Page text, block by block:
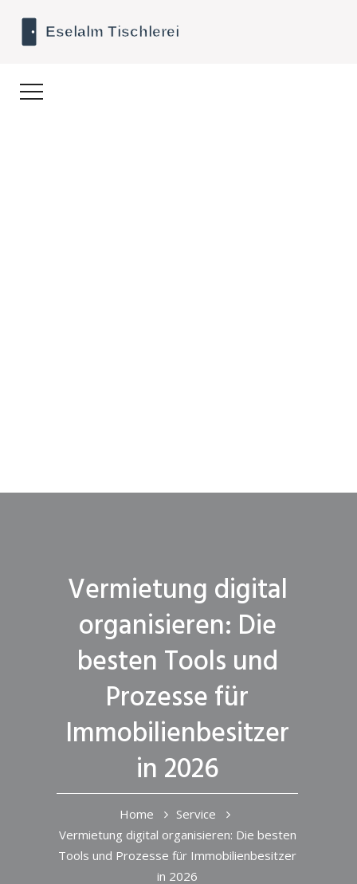
Vermietung digital
organisieren: Die
besten Tools und
Prozesse für
Immobilienbesitzer
in 2026
Home
Service
Vermietung digital organisieren: Die besten
Tools und Prozesse für Immobilienbesitzer
in 2026